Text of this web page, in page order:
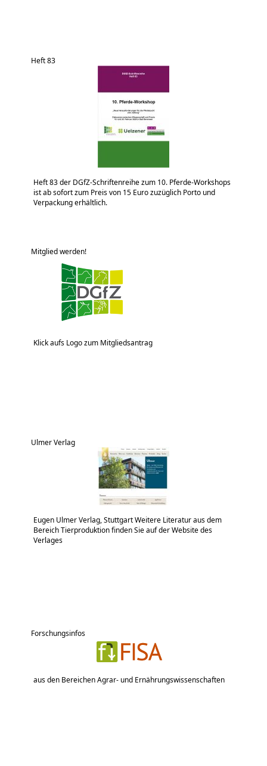
Heft 83
Heft 83 der DGfZ-Schriftenreihe zum 10. Pferde-Workshops
ist ab sofort zum Preis von 15 Euro zuzüglich Porto und
Verpackung erhältlich.
Mitglied werden!
Klick aufs Logo zum Mitgliedsantrag
Ulmer Verlag
Eugen Ulmer Verlag, Stuttgart Weitere Literatur aus dem
Bereich Tierproduktion finden Sie auf der Website des
Verlages
Forschungsinfos
aus den Bereichen Agrar- und Ernährungswissenschaften